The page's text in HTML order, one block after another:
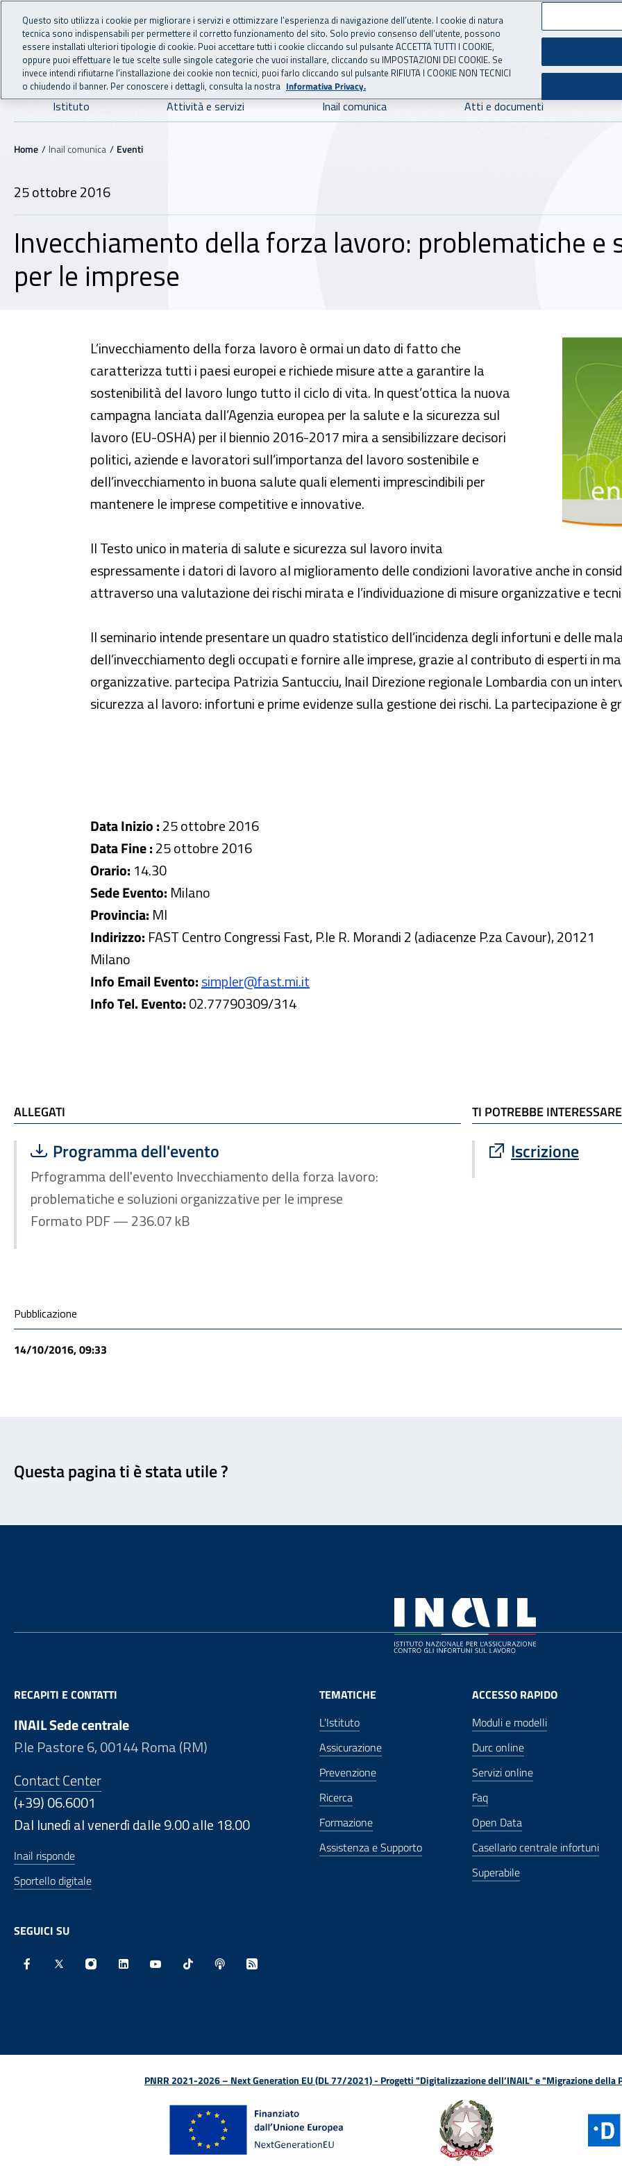
Vai al menu principale
Vai al contenuto principale
INAIL - Istituto Nazionale per l'Assicurazione
Navigazione principale
Istituto Attività e servizi Inail comunica Atti e documenti
Navigazione - Ti trovi in:
Home Inail comunica Eventi
25 ottobre 2016
Invecchiamento della forza lavoro: problematiche
per le imprese
Invecchiamento della forza lavoro: problematiche e soluzioni organizzative
L’invecchiamento della forza lavoro è ormai un dato di fatto che
caratterizza tutti i paesi europei e richiede misure atte a garantire la
sostenibilità del lavoro lungo tutto il ciclo di vita. In quest’ottica la nuova
campagna lanciata dall’Agenzia europea per la salute e la sicurezza sul
lavoro (EU-OSHA) per il biennio 2016-2017 mira a sensibilizzare decisori
politici, aziende e lavoratori sull’importanza del lavoro sostenibile e
dell’invecchiamento in buona salute quali elementi imprescindibili per
mantenere le imprese competitive e innovative.
Il Testo unico in materia di salute e sicurezza sul lavoro invita
espressamente i datori di lavoro al miglioramento delle condizioni lavorative anche in
attraverso una valutazione dei rischi mirata e l’individuazione di misure organizzative e
Il seminario intende presentare un quadro statistico dell’incidenza degli infortuni e delle
dell’invecchiamento degli occupati e fornire alle imprese, grazie al contributo di esperti in
organizzative. partecipa Patrizia Santucciu, Inail Direzione regionale Lombardia con un
sicurezza al lavoro: infortuni e prime evidenze sulla gestione dei rischi. La partecipazione è
Data Inizio :25 ottobre 2016
Data Fine :25 ottobre 2016
Orario: 14.30
Sede Evento: Milano
Provincia: MI
Indirizzo: FAST Centro Congressi Fast, P.le R. Morandi 2 (adiacenze P.za Cavour), 20121
Milano
Info Email Evento:simpler@fast.mi.it
Info Tel. Evento:02.77790309/314
ALLEGATI e TI POTREBBE INTERESSARE
ALLEGATI
Scarica file:
Programma dell'evento
Formato PDF — Dimensione 236.07 kB
Prfogramma dell'evento Invecchiamento della forza lavoro:
problematiche e soluzioni organizzative per le imprese
Formato PDF — 236.07 kB
TI POTREBBE INTERESSARE
Iscrizione
Sito esterno : apre
Condivisione social
Pubblicazione
14/10/2016, 09:33
Questa pagina ti è stata utile ?
RECAPITI E CONTATTI
INAIL Sede centrale
P.le Pastore 6, 00144 Roma (RM)
Contact Center
(+39) 06.6001
Dal lunedì al venerdì dalle 9.00 alle 18.00
Inail risponde
Sportello digitale
SEGUICI SU
TEMATICHE
L'Istituto
Assicurazione
Prevenzione
Ricerca
Formazione
Assistenza e Supporto
ACCESSO RAPIDO
Moduli e modelli
Durc online
Servizi online
Faq
Open Data
Casellario centrale infortuni
Superabile
PNRR 2021-2026 – Next Generation EU (DL 77/2021) - Progetti "Digitalizzazione dell’INAIL" e "Migrazione della
Questo sito utilizza i cookie per migliorare i servizi e ottimizzare l’esperienza di navigazione dell’utente. I cookie di natura
tecnica sono indispensabili per permettere il corretto funzionamento del sito. Solo previo consenso dell’utente, possono
essere installati ulteriori tipologie di cookie. Puoi accettare tutti i cookie cliccando sul pulsante ACCETTA TUTTI I COOKIE,
oppure puoi effettuare le tue scelte sulle singole categorie che vuoi installare, cliccando su IMPOSTAZIONI DEI COOKIE. Se
invece intendi rifiutarne l’installazione dei cookie non tecnici, puoi farlo cliccando sul pulsante RIFIUTA I COOKIE NON TECNICI
o chiudendo il banner. Per conoscere i dettagli, consulta la nostra Informativa Privacy.